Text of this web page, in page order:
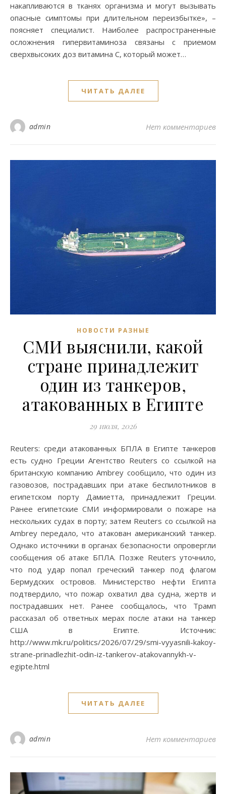
накапливаются в тканях организма и могут вызывать
опасные симптомы при длительном переизбытке», –
поясняет специалист. Наиболее распространенные
осложнения гипервитаминоза связаны с приемом
сверхвысоких доз витамина С, который может…
ЧИТАТЬ ДАЛЕЕ
admin Нет комментариев
НОВОСТИ РАЗНЫЕ
СМИ выяснили, какой
стране принадлежит
один из танкеров,
атакованных в Египте
29 июля, 2026
Reuters: среди атакованных БПЛА в Египте танкеров
есть судно Греции Агентство Reuters со ссылкой на
британскую компанию Ambrey сообщило, что один из
газовозов, пострадавших при атаке беспилотников в
египетском порту Дамиетта, принадлежит Греции.
Ранее египетские СМИ информировали о пожаре на
нескольких судах в порту; затем Reuters со ссылкой на
Ambrey передало, что атакован американский танкер.
Однако источники в органах безопасности опровергли
сообщения об атаке БПЛА. Позже Reuters уточнило,
что под удар попал греческий танкер под флагом
Бермудских островов. Министерство нефти Египта
подтвердило, что пожар охватил два судна, жертв и
пострадавших нет. Ранее сообщалось, что Трамп
рассказал об ответных мерах после атаки на танкер
США в Египте. Источник:
http://www.mk.ru/politics/2026/07/29/smi-vyyasnili-kakoy-
strane-prinadlezhit-odin-iz-tankerov-atakovannykh-v-
egipte.html
ЧИТАТЬ ДАЛЕЕ
admin Нет комментариев